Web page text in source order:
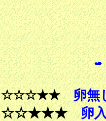
☆☆☆★★
卵無
☆☆★★★卵